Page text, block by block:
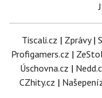
Tiscali.cz | Zprávy|
Profigamers.cz |
Úschovna.cz |
CZhity.cz |